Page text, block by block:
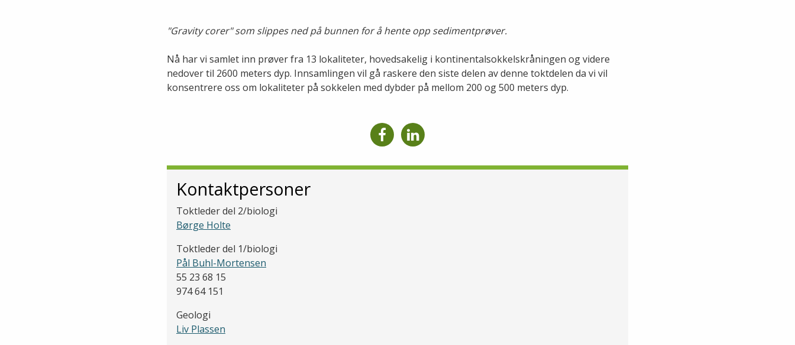
"Gravity corer" som slippes ned på bunnen for å hente opp sedimentprøver.
Nå har vi samlet inn prøver fra 13 lokaliteter, hovedsakelig i kontinentalsokkelskråningen og videre
nedover til 2600 meters dyp. Innsamlingen vil gå raskere den siste delen av denne toktdelen da vi vil
konsentrere oss om lokaliteter på sokkelen med dybder på mellom 200 og 500 meters dyp.
Kontaktpersoner
Toktleder del 2/biologi
Børge Holte
Toktleder del 1/biologi
Pål Buhl-Mortensen
55 23 68 15
974 64 151
Geologi
Liv Plassen